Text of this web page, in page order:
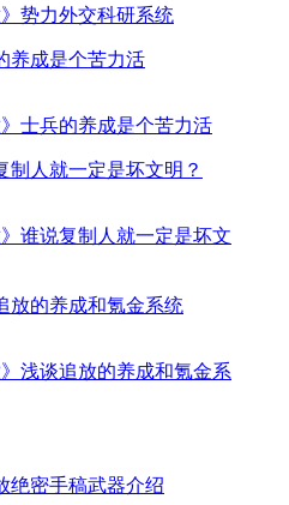
养成是个苦力活
制人就一定是坏文明？
放的养成和氪金系统